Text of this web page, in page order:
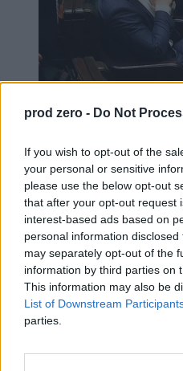
prod zero - Do Not
If you wish to opt-out of the
your personal or sensitive
please use the below opt-out
that after your opt-out request
interest-based ads based on
personal information
may separately opt-out of the
information by third parties on
This information may also be
List of Downstream
parties.
Zaczyna już układać listy
Choć do wyborów
Konfederacji miała rozpocząć
miejsca na listach. Starcie frakcji
Mentzena może przesądzić o
Agnieszka Waś-Turecka
Dzisiaj 08:22
3 min